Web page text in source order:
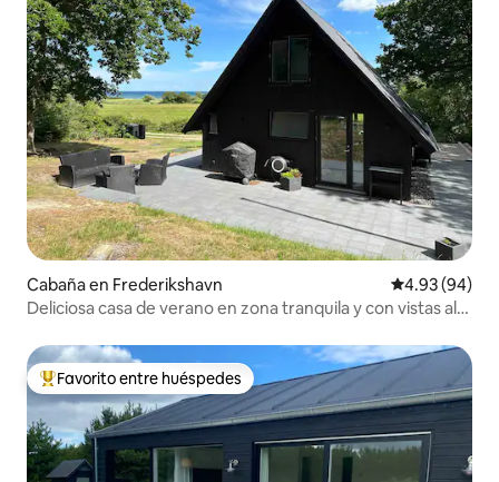
Cabaña en Frederikshavn Calificación
4.93 (94)
Deliciosa casa de verano en zona tranquila y con vistas al
Favorito entre huéspedes preferido
Favorito entre huéspedes